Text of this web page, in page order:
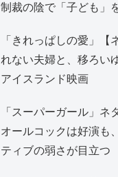
制裁の陰で「子ども」
「きれっぱしの愛」【
れない夫婦と、移ろい
アイスランド映画
「スーパーガール」ネ
オールコックは好演も
ティブの弱さが目立つ